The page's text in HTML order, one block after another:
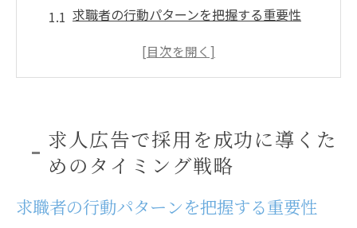
求職者の行動パターンを把握する重要性
業界動向を踏まえたタイミングの見極め
求人広告のタイミングと応募者の質の関係
競合に先んじるためのタイミング調整
採用時期を見極める求人広告の効果的な活用法
求人広告で採用を成功に導くた
めのタイミング戦略
求職者の行動パターンを把握する重要性